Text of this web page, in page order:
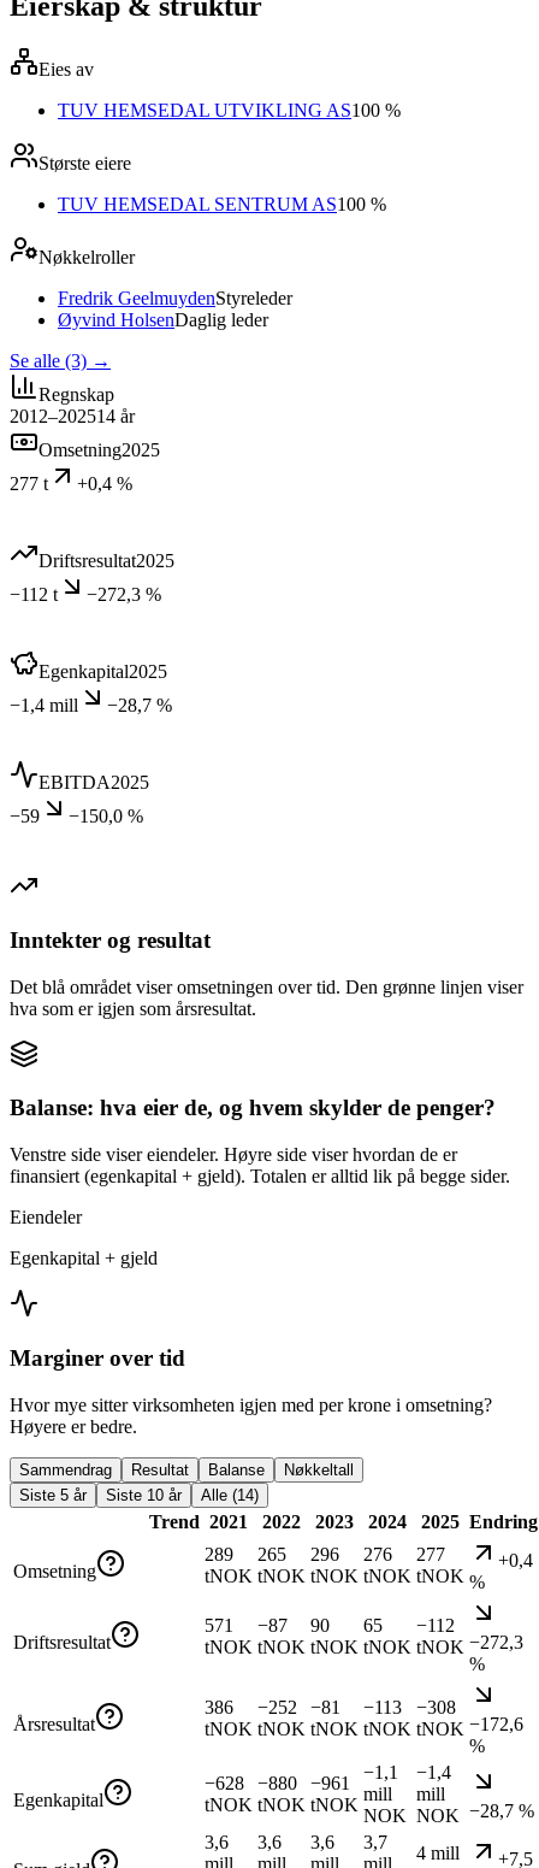
Eierskap & struktur
Eies av
TUV HEMSEDAL UTVIKLING AS100 %
Største eiere
TUV HEMSEDAL SENTRUM AS100 %
Nøkkelroller
Fredrik GeelmuydenStyreleder
Øyvind HolsenDaglig leder
Se alle (3) →
Regnskap
2012–202514 år
Omsetning2025
277 t
+0,4 %
Driftsresultat2025
−112 t
−272,3 %
Egenkapital2025
−1,4 mill
−28,7 %
EBITDA2025
−59
−150,0 %
Inntekter og resultat
Det blå området viser omsetningen over tid. Den grønne linjen viser
hva som er igjen som årsresultat.
Balanse: hva eier de, og hvem skylder de penger?
Venstre side viser eiendeler. Høyre side viser hvordan de er
finansiert (egenkapital + gjeld). Totalen er alltid lik på begge sider.
Eiendeler
Egenkapital + gjeld
Marginer over tid
Hvor mye sitter virksomheten igjen med per krone i omsetning?
Høyere er bedre.
Sammendrag Resultat Balanse
Nøkkeltall
Siste 5 år
Siste 10 år Alle (14)
Trend 2021 2022 2023 2024 2025 Endring
Omsetning
289
tNOK
265
tNOK
296
tNOK
276
tNOK
277
tNOK
+0,4
%
Driftsresultat
571
tNOK
−87
tNOK
90
tNOK
65
tNOK
−112
tNOK −272,3
%
Årsresultat
386
tNOK
−252
tNOK
−81
tNOK
−113
tNOK
−308
tNOK −172,6
%
Egenkapital
−628
tNOK
−880
tNOK
−961
tNOK
−1,1
mill
NOK
−1,4
mill
NOK −28,7 %
3,6
mill
3,6
mill
3,6
mill
3,7
mill
4 mill
+7,5